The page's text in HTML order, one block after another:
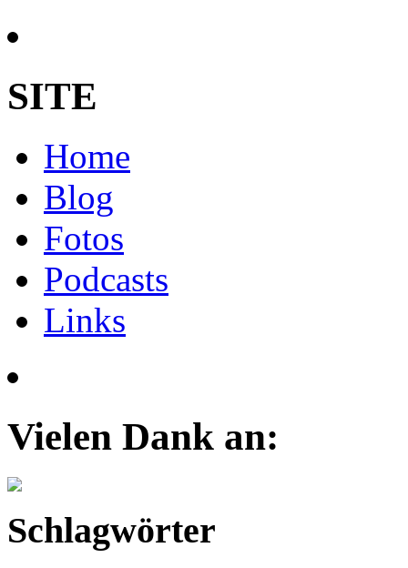
SITE
Home
Blog
Fotos
Podcasts
Links
Vielen Dank an:
Schlagwörter